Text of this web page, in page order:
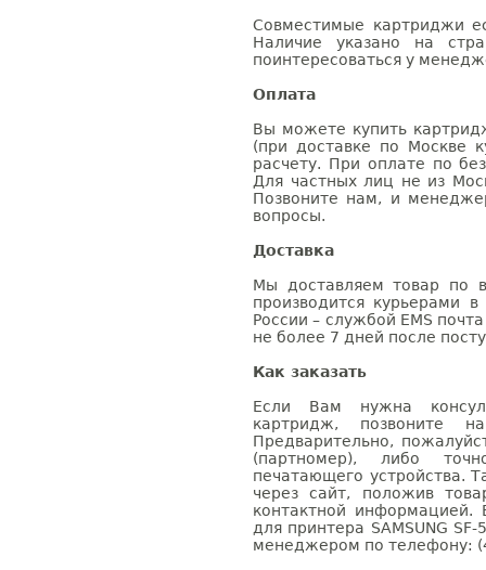
Совместимые картриджи
Наличие указано на
поинтересоваться у
Оплата
Вы можете купить
(при доставке по Москве
расчету. При оплате по
Для частных лиц не из
Позвоните нам, и
вопросы.
Доставка
Мы доставляем товар по
производится курьерами
России – службой EMS
не более 7 дней после
Как заказать
Если Вам нужна
картридж, позвоните
Предварительно,
(партномер), либо
печатающего устройства.
через сайт, положив
контактной информацией.
для принтера SAMSUNG
менеджером по телефону: